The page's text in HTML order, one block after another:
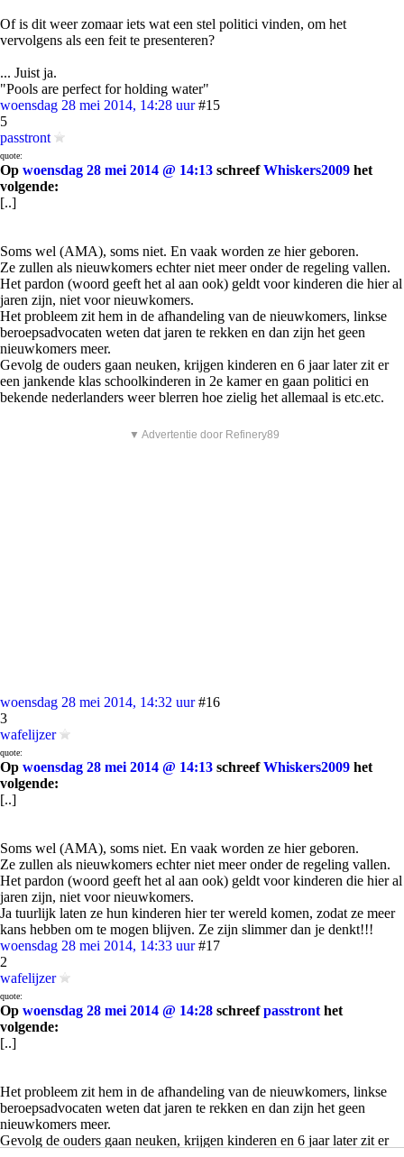
Of is dit weer zomaar iets wat een stel politici vinden, om het
vervolgens als een feit te presenteren?
... Juist ja.
"Pools are perfect for holding water"
woensdag 28 mei 2014, 14:28 uur #15
5
passtront
quote:
Op woensdag 28 mei 2014 @ 14:13 schreefWhiskers2009 het
volgende:
[..]
Soms wel (AMA), soms niet. En vaak worden ze hier geboren.
Ze zullen als nieuwkomers echter niet meer onder de regeling vallen.
Het pardon (woord geeft het al aan ook) geldt voor kinderen die hier al
jaren zijn, niet voor nieuwkomers.
Het probleem zit hem in de afhandeling van de nieuwkomers, linkse
beroepsadvocaten weten dat jaren te rekken en dan zijn het geen
nieuwkomers meer.
Gevolg de ouders gaan neuken, krijgen kinderen en 6 jaar later zit er
een jankende klas schoolkinderen in 2e kamer en gaan politici en
bekende nederlanders weer blerren hoe zielig het allemaal is etc.etc.
▼ Advertentie door Refinery89
woensdag 28 mei 2014, 14:32 uur #16
3
wafelijzer
quote:
Op woensdag 28 mei 2014 @ 14:13 schreefWhiskers2009 het
volgende:
[..]
Soms wel (AMA), soms niet. En vaak worden ze hier geboren.
Ze zullen als nieuwkomers echter niet meer onder de regeling vallen.
Het pardon (woord geeft het al aan ook) geldt voor kinderen die hier al
jaren zijn, niet voor nieuwkomers.
Ja tuurlijk laten ze hun kinderen hier ter wereld komen, zodat ze meer
kans hebben om te mogen blijven. Ze zijn slimmer dan je denkt!!!
woensdag 28 mei 2014, 14:33 uur #17
2
wafelijzer
quote:
Op woensdag 28 mei 2014 @ 14:28 schreefpasstront het
volgende:
[..]
Het probleem zit hem in de afhandeling van de nieuwkomers, linkse
beroepsadvocaten weten dat jaren te rekken en dan zijn het geen
nieuwkomers meer.
Gevolg de ouders gaan neuken, krijgen kinderen en 6 jaar later zit er